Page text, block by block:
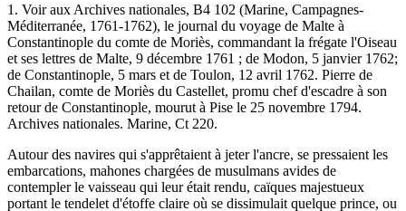
1. Voir aux Archives nationales, B4 102 (Marine, Campagnes-
Méditerranée, 1761-1762), le journal du voyage de Malte à
Constantinople du comte de Moriès, commandant la frégate l'Oiseau
et ses lettres de Malte, 9 décembre 1761 ; de Modon, 5 janvier 1762;
de Constantinople, 5 mars et de Toulon, 12 avril 1762. Pierre de
Chailan, comte de Moriès du Castellet, promu chef d'escadre à son
retour de Constantinople, mourut à Pise le 25 novembre 1794.
Archives nationales. Marine, Ct 220.
Autour des navires qui s'apprêtaient à jeter l'ancre, se pressaient les
embarcations, mahones chargées de musulmans avides de
contempler le vaisseau qui leur était rendu, caïques majestueux
portant le tendelet d'étoffe claire où se dissimulait quelque prince, ou